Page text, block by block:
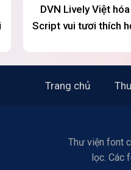
DVN Lively Việt
Script vui tươi thích
Trang chủ
Thư viện font
lọc. Các